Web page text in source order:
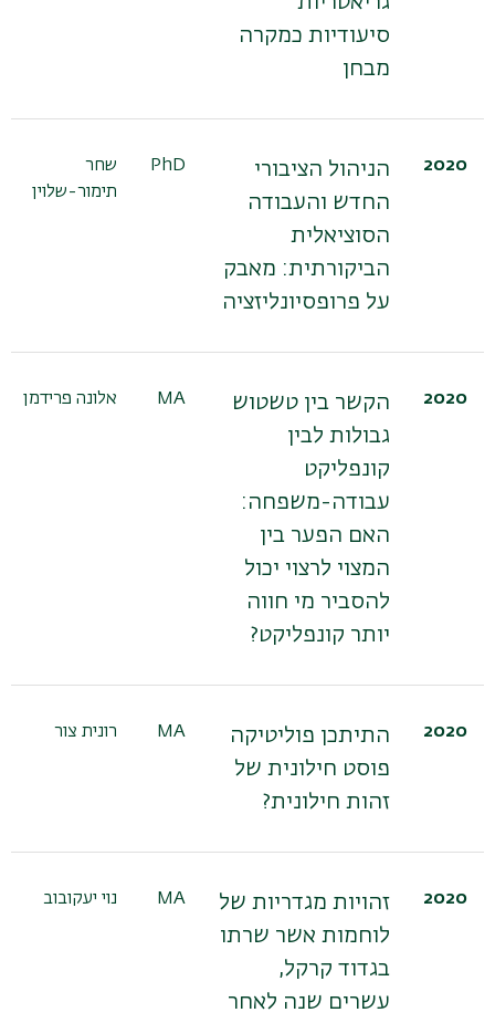
סיעודיות כמקרה
מבחן
2020
הניהול הציבורי
החדש והעבודה
הסוציאלית
הביקורתית: מאבק
על פרופסיונליזציה
PhD
שחר
תימור-שלוין
2020
הקשר בין טשטוש
גבולות לבין
קונפליקט
עבודה-משפחה:
האם הפער בין
המצוי לרצוי יכול
להסביר מי חווה
יותר קונפליקט?
MA אלונה פרידמן
2020
התיתכן פוליטיקה
פוסט חילונית של
זהות חילונית?
MA רונית צור
2020
זהויות מגדריות של
לוחמות אשר שרתו
בגדוד קרקל,
עשרים שנה לאחר
MA נוי יעקובוב